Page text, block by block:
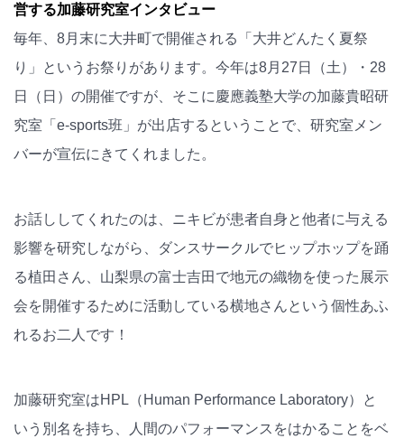
営する加藤研究室インタビュー
毎年、8月末に大井町で開催される「大井どんたく夏祭
り」というお祭りがあります。今年は8月27日（土）・28
日（日）の開催ですが、そこに慶應義塾大学の加藤貴昭研
究室「e-sports班」が出店するということで、研究室メン
バーが宣伝にきてくれました。
お話ししてくれたのは、ニキビが患者自身と他者に与える
影響を研究しながら、ダンスサークルでヒップホップを踊
る植田さん、山梨県の富士吉田で地元の織物を使った展示
会を開催するために活動している横地さんという個性あふ
れるお二人です！
加藤研究室はHPL（Human Performance Laboratory）と
いう別名を持ち、人間のパフォーマンスをはかることをベ